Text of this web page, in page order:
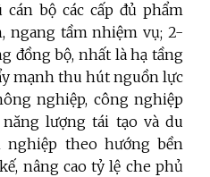
bộ các cấp đủ phẩm
ngang tầm nhiệm vụ; 2-
đồng bộ, nhất là hạ tầng
mạnh thu hút nguồn lực
nghiệp, công nghiệp
lượng tái tạo và du
theo hướng bền
nâng cao tỷ lệ che phủ